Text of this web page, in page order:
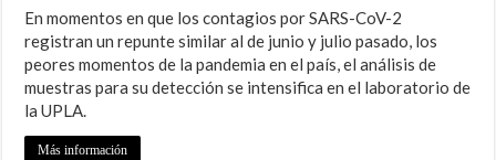
En momentos en que los contagios por SARS-CoV-2
registran un repunte similar al de junio y julio pasado, los
peores momentos de la pandemia en el país, el análisis de
muestras para su detección se intensifica en el laboratorio de
la UPLA.
Más información